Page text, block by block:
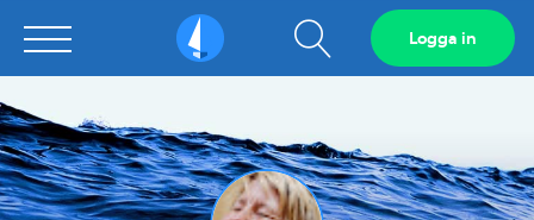
Sailarena Visa
sökfält
Logga in